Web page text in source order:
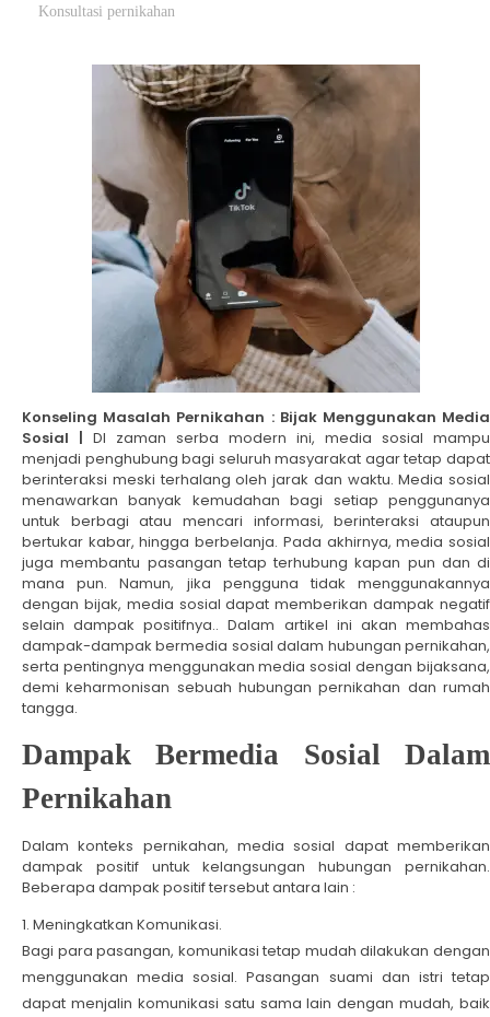
Konsultasi pernikahan
Konseling Masalah Pernikahan : Bijak Menggunakan Media
Sosial | DI zaman serba modern ini, media sosial mampu
menjadi penghubung bagi seluruh masyarakat agar tetap dapat
berinteraksi meski terhalang oleh jarak dan waktu. Media sosial
menawarkan banyak kemudahan bagi setiap penggunanya
untuk berbagi atau mencari informasi, berinteraksi ataupun
bertukar kabar, hingga berbelanja. Pada akhirnya, media sosial
juga membantu pasangan tetap terhubung kapan pun dan di
mana pun. Namun, jika pengguna tidak menggunakannya
dengan bijak, media sosial dapat memberikan dampak negatif
selain dampak positifnya.. Dalam artikel ini akan membahas
dampak-dampak bermedia sosial dalam hubungan pernikahan,
serta pentingnya menggunakan media sosial dengan bijaksana,
demi keharmonisan sebuah hubungan pernikahan dan rumah
tangga.
Dampak Bermedia Sosial Dalam
Pernikahan
Dalam konteks pernikahan, media sosial dapat memberikan
dampak positif untuk kelangsungan hubungan pernikahan.
Beberapa dampak positif tersebut antara lain :
Meningkatkan Komunikasi.
Bagi para pasangan, komunikasi tetap mudah dilakukan dengan
menggunakan media sosial. Pasangan suami dan istri tetap
dapat menjalin komunikasi satu sama lain dengan mudah, baik